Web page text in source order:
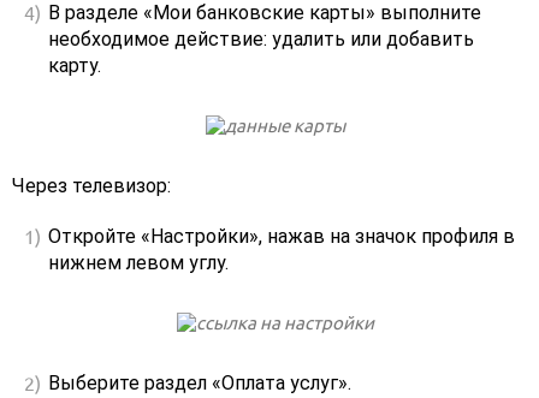
В разделе «Мои банковские карты» выполните
необходимое действие: удалить или добавить
карту.
Через телевизор:
Откройте «Настройки», нажав на значок профиля в
нижнем левом углу.
Выберите раздел «Оплата услуг».